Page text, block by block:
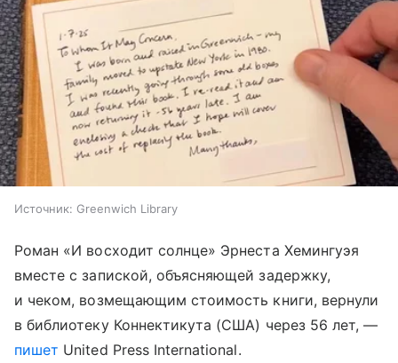
Источник: Greenwich Library
Роман «И восходит солнце» Эрнеста Хемингуэя
вместе с запиской, объясняющей задержку,
и чеком, возмещающим стоимость книги, вернули
в библиотеку Коннектикута (США) через 56 лет, —
пишет United Press International.